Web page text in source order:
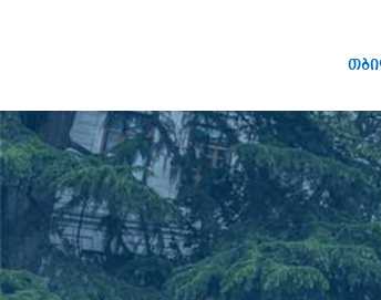
სახელობის თბილისის
სახელმწიფო უნივერსიტეტი